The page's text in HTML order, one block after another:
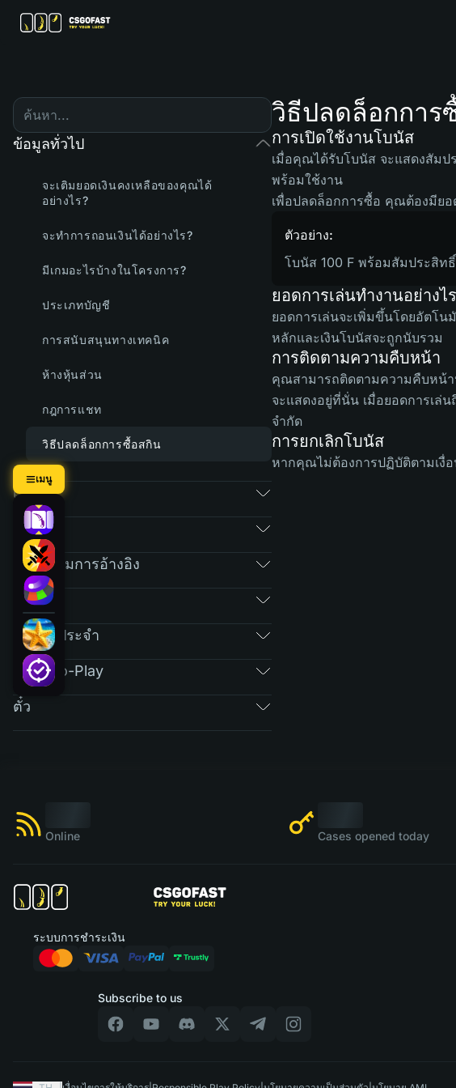
เมนู
ข้อมูลทั่วไป
จะเติมยอดเงินคงเหลือของคุณได้
อย่างไร?
จะทำการถอนเงินได้อย่างไร?
มีเกมอะไรบ้างในโครงการ?
ประเภทบัญชี
การสนับสนุนทางเทคนิค
ห้างหุ้นส่วน
กฎการแชท
วิธีปลดล็อกการซื้อสกิน
เกม
ตลาด
โปรแกรมการอ้างอิง
RAIN
คำถามประจำ
Free-To-Play
ตั๋ว
วิธีปลดล็อกการ
การเปิดใช้งานโบนัส
เมื่อคุณได้รับโบนัส จะแสดงสัมป
พร้อมใช้งาน
เพื่อปลดล็อกการซื้อ คุณต้องมีย
ตัวอย่าง:
โบนัส 100 F พร้อมสัมประสิท
ยอดการเล่นทำงานอย่างไร
ยอดการเล่นจะเพิ่มขึ้นโดยอัตโ
หลักและเงินโบนัสจะถูกนับรวม
การติดตามความคืบหน้า
คุณสามารถติดตามความคืบหน้า
จะแสดงอยู่ที่นั่น เมื่อยอดการเล่
จำกัด
การยกเลิกโบนัส
หากคุณไม่ต้องการปฏิบัติตามเงื่
Online Cases opened today
Subscribe to us
ระบบการชำระเงิน